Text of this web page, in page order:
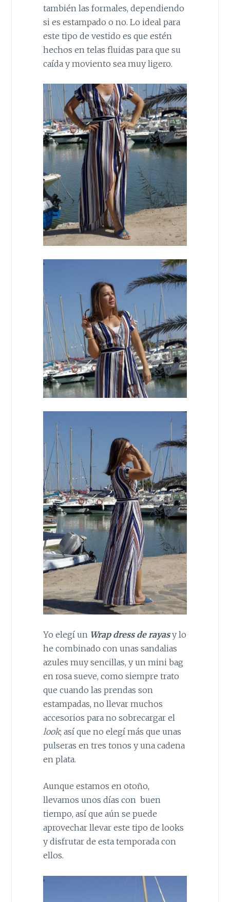
también las formales, dependiendo
si es estampado o no. Lo ideal para
este tipo de vestido es que estén
hechos en telas fluidas para que su
caída y moviento sea muy ligero.
Yo elegí un Wrap dress de rayasy lo
he combinado con unas sandalias
azules muy sencillas, y un mini bag
en rosa sueve, como siempre trato
que cuando las prendas son
estampadas, no llevar muchos
accesorios para no sobrecargar el
look; así que no elegí más que unas
pulseras en tres tonos y una cadena
en plata.
Aunque estamos en otoño,
llevamos unos días con buen
tiempo, así que aún se puede
aprovechar llevar este tipo de looks
y disfrutar de esta temporadacon
ellos.